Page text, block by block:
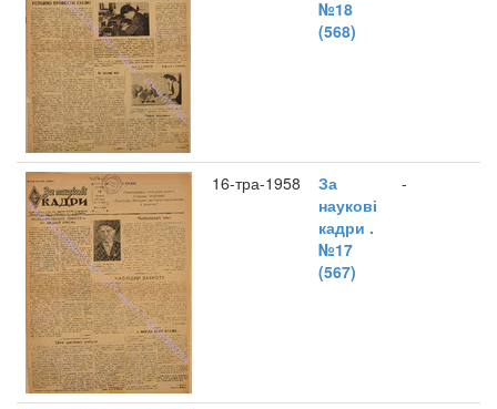
№18
(568)
16-тра-1958
За
наукові
кадри .
№17
(567)
-